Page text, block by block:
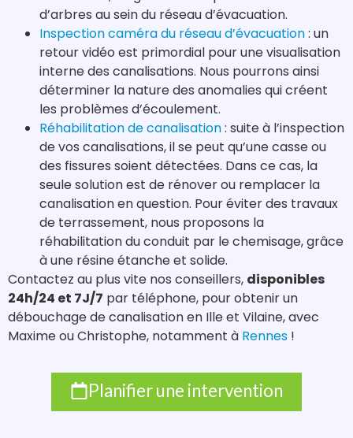
d’arbres au sein du réseau d’évacuation.
Inspection caméra du réseau d’évacuation: un
retour vidéo est primordial pour une visualisation
interne des canalisations. Nous pourrons ainsi
déterminer la nature des anomalies qui créent
les problèmes d’écoulement.
Réhabilitation de canalisation: suite à l’inspection
de vos canalisations, il se peut qu’une casse ou
des fissures soient détectées. Dans ce cas, la
seule solution est de rénover ou remplacer la
canalisation en question. Pour éviter des travaux
de terrassement, nous proposons la
réhabilitation du conduit par le chemisage, grâce
à une résine étanche et solide.
Contactez au plus vite nos conseillers, disponibles
24h/24 et 7J/7 par téléphone, pour obtenir un
débouchage de canalisation en Ille et Vilaine, avec
Maxime ou Christophe, notamment à Rennes !
Planifier une intervention